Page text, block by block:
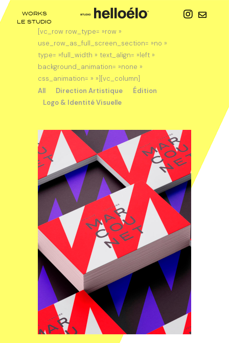
WORKS
LE STUDIO
[vc_row row_type= »row »
use_row_as_full_screen_section= »no »
type= »full_width » text_align= »left »
background_animation= »none »
css_animation= » »][vc_column]
All
Direction Artistique
Édition
Logo & Identité Visuelle